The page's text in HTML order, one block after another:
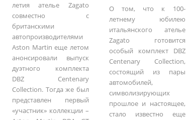
летия ателье Zagato
совместно с
британскими
автопроизводителями
Aston Martin еще летом
анонсировали выпуск
дуэтного комплекта
DBZ Centenary
Collection. Тогда же был
представлен первый
«участник» коллекции –
О том, что к 100-
летнему юбилею
итальянского ателье
Zagato готовится
особый комплект DBZ
Centenary Collection,
состоящий из пары
автомобилей,
символизирующих
прошлое и настоящее,
стало известно еще